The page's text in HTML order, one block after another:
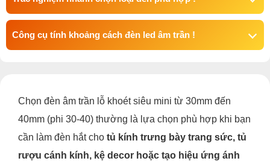
Công cụ tính khoảng cách đèn led âm trần !
Chọn đèn âm trần lỗ khoét siêu mini từ 30mm đến
40mm (phi 30-40) thường là lựa chọn phù hợp khi bạn
cần làm đèn hắt cho tủ kính trưng bày trang sức, tủ
rượu cánh kính, kệ decor hoặc tạo hiệu ứng ánh